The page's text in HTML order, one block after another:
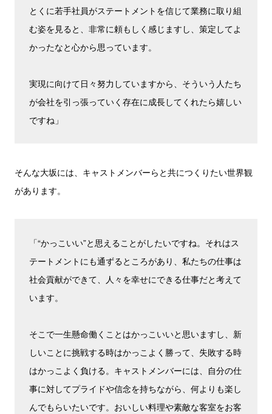
とくに若手社員がステートメントを信じて業務に取り組
む姿を見ると、非常に頼もしく感じますし、策定してよ
かったなと心から思っています。
実現に向けて日々努力していますから、そういう人たち
が会社を引っ張っていく存在に成長してくれたら嬉しい
ですね」
そんな大坂には、キャストメンバーらと共につくりたい世界観
があります。
「“かっこいい”と思えることがしたいですね。それはス
テートメントにも通ずるところがあり、私たちの仕事は
社会貢献ができて、人々を幸せにできる仕事だと考えて
います。
そこで一生懸命働くことはかっこいいと思いますし、新
しいことに挑戦する時はかっこよく勝って、失敗する時
はかっこよく負ける。キャストメンバーには、自分の仕
事に対してプライドや信念を持ちながら、何よりも楽し
んでもらいたいです。おいしい料理や素敵な客室をお客